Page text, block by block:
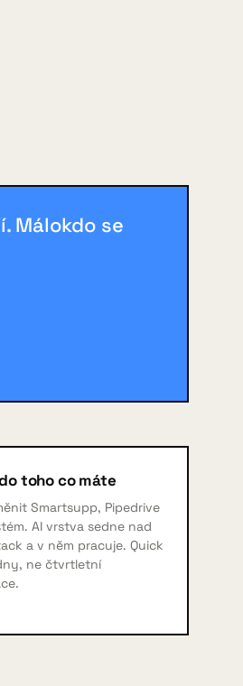
Málokdo se
toho co máte
Smartsupp, Pipedrive
AI vrstva sedne nad
a v něm pracuje. Quick
ne čtvrtletní